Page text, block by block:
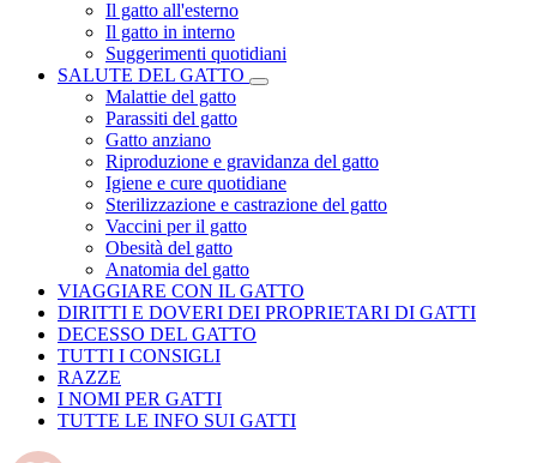
Il gatto all'esterno
Il gatto in interno
Suggerimenti quotidiani
SALUTE DEL GATTO
Malattie del gatto
Parassiti del gatto
Gatto anziano
Riproduzione e gravidanza del gatto
Igiene e cure quotidiane
Sterilizzazione e castrazione del gatto
Vaccini per il gatto
Obesità del gatto
Anatomia del gatto
VIAGGIARE CON IL GATTO
DIRITTI E DOVERI DEI PROPRIETARI DI GATTI
DECESSO DEL GATTO
TUTTI I CONSIGLI
RAZZE
I NOMI PER GATTI
TUTTE LE INFO SUI GATTI